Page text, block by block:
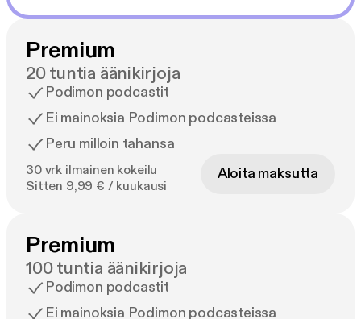
Premium
20 tuntia äänikirjoja
Podimon podcastit
Ei mainoksia Podimon podcasteissa
Peru milloin tahansa
30 vrk ilmainen kokeilu
Sitten 9,99 € / kuukausi
Aloita maksutta
Premium
100 tuntia äänikirjoja
Podimon podcastit
Ei mainoksia Podimon podcasteissa